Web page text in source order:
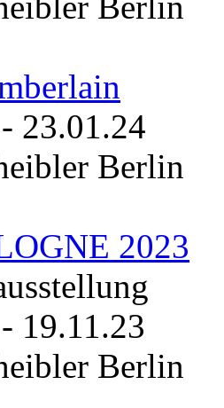
- 23.01.24
Berlin
2023
- 19.11.23
Berlin